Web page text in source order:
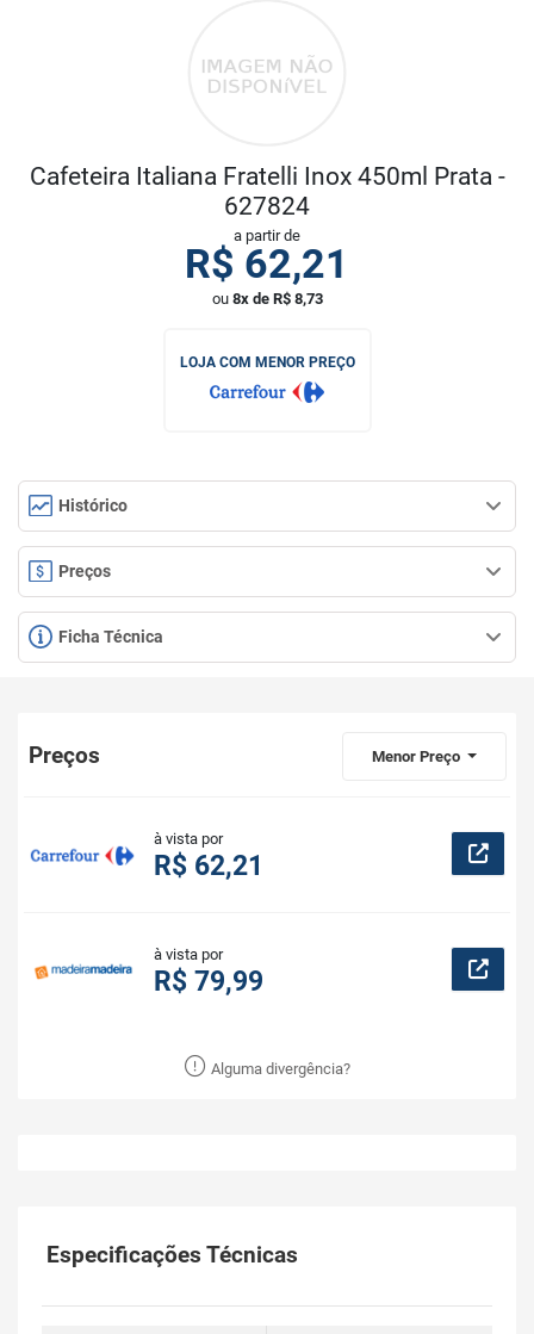
Cafeteira Italiana Fratelli Inox 450ml Prata -
627824
a partir de
R$ 62,21
ou 8x de R$ 8,73
LOJA COM MENOR PREÇO
Histórico
Preços
Ficha Técnica
Preços Menor Preço
à vista por
R$ 62,21
à vista por
R$ 79,99
Alguma divergência?
Especificações Técnicas